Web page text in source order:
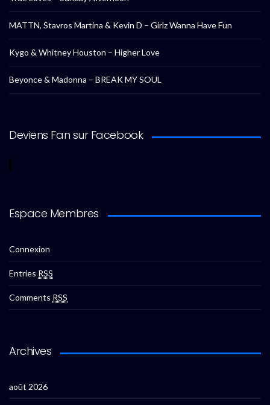
MATTN, Stavros Martina & Kevin D – Girlz Wanna Have Fun
Kygo & Whitney Houston – Higher Love
Beyonce & Madonna – BREAK MY SOUL
Deviens Fan sur Facebook
Espace Membres
Connexion
Entries RSS
Comments RSS
Archives
août 2026